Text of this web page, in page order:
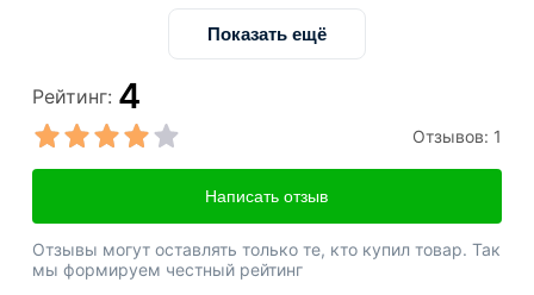
Показать ещё
Рейтинг: 4
Отзывов: 1
Написать отзыв
Отзывы могут оставлять только те, кто купил товар. Так
мы формируем честный рейтинг